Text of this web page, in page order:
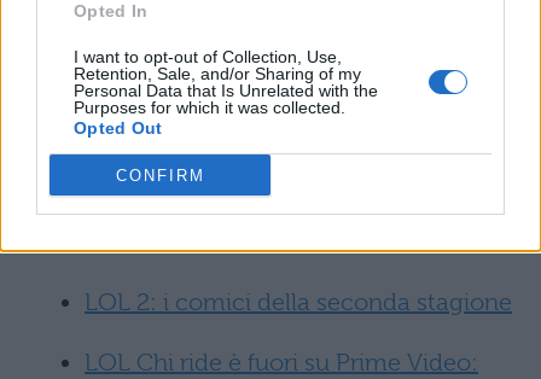
Opted In
I want to opt-out of Collection, Use,
Retention, Sale, and/or Sharing of my
Personal Data that Is Unrelated with the
Purposes for which it was collected.
Opted Out
CONFIRM
per la trasmissione, quindi usare un oggetto
per impedire il movimento della bocca e
quindi una risata.
Potrebbe interessarti anche:
LOL su Prime Video: puntate e come
LOL 2: i comici della seconda stagione
LOL Chi ride è fuori su Prime Video: